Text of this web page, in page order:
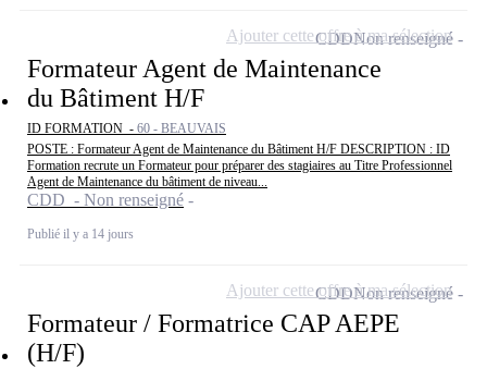
Formateur Agent de Maintenance
du Bâtiment H/F
ID FORMATION - 60 - BEAUVAIS
POSTE : Formateur Agent de Maintenance du Bâtiment H/F DESCRIPTION : ID
Formation recrute un Formateur pour préparer des stagiaires au Titre Professionnel
Agent de Maintenance du bâtiment de niveau...
CDD - Non renseigné
Publié il y a 14 jours
CDDNon renseigné
Ajouter cette offre à ma sélection
Formateur / Formatrice CAP AEPE
(H/F)
CDDNon renseigné
Ajouter cette offre à ma sélection